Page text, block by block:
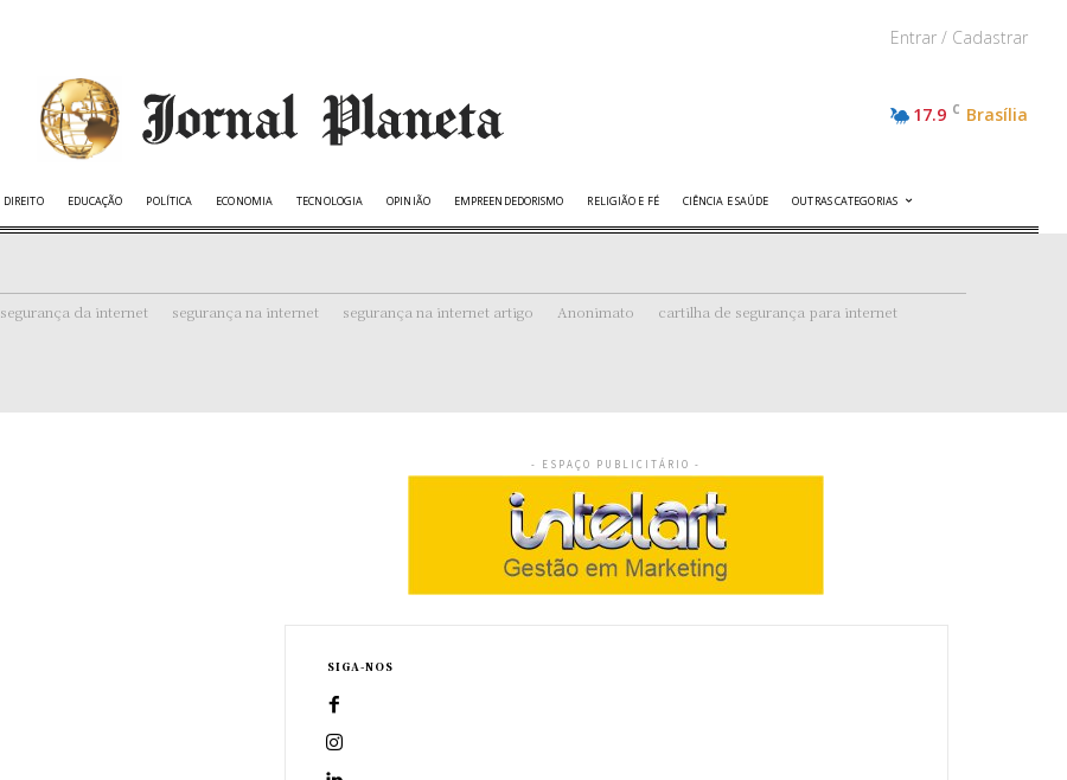
Entrar / Cadastrar
17.9 C Brasília
DIREITO EDUCAÇÃO POLÍTICA ECONOMIA TECNOLOGIA OPINIÃO EMPREENDEDORISMO RELIGIÃO E FÉ CIÊNCIA E SAÚDE OUTRAS CATEGORIAS
segurança da internet segurança na internet segurança na internet artigo Anonimato
cartilha de segurança para internet
- ESPAÇO PUBLICITÁRIO -
SIGA-NOS